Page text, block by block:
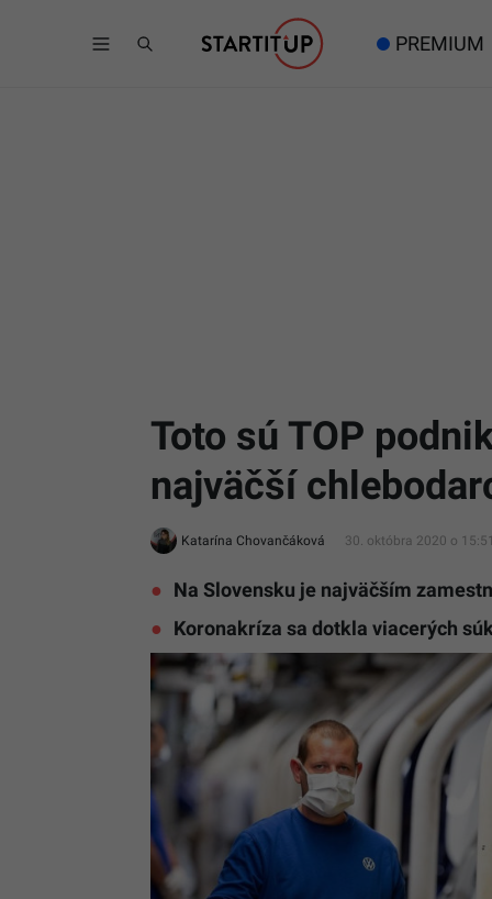
PREMIUM
Toto sú TOP
najväčší
Katarína Chovančáková 30. októbra 2020 o 15:51
Na Slovensku je najväčším
Koronakríza sa dotkla viacerých